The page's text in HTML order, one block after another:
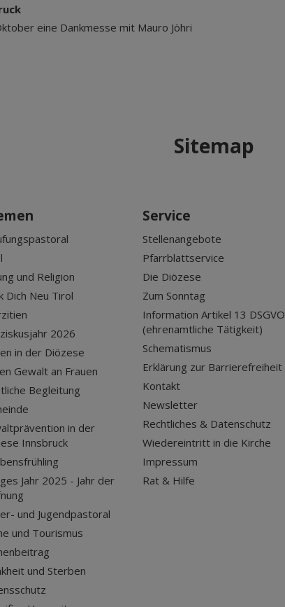
eine Dankmesse mit Mauro Jöhri
Sitemap
und Religion
Dich Neu Tirol
2026
in der Diözese
Gewalt an Frauen
Begleitung
in der
Innsbruck
Jahr 2025 - Jahr der
und Jugendpastoral
und Tourismus
und Sterben
Service
Stellenangebote
Pfarrblattservice
Die Diözese
Zum Sonntag
Information Artikel 13 DSGVO
(ehrenamtliche Tätigkeit)
Schematismus
Erklärung zur Barrierefreiheit
Kontakt
Newsletter
Rechtliches & Datenschutz
Wiedereintritt in die Kirche
Impressum
Rat & Hilfe